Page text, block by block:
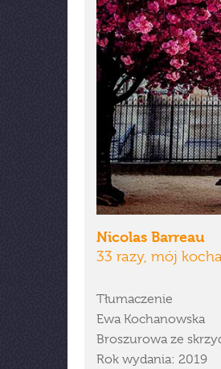
Nicolas Barreau
33 razy, mój
Tłumaczenie
Ewa Kochanowska
Broszurowa ze
Rok wydania: 2019